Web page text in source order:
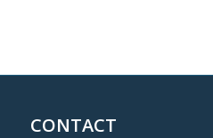
CONTACT